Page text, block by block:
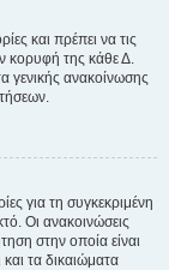
και πρέπει να τις
κορυφή της κάθε Δ.
γενικής ανακοίνωσης
για τη συγκεκριμένη
Οι ανακοινώσεις
στην οποία είναι
και τα δικαιώματα